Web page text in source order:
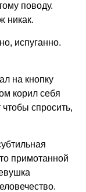
поводу.
никак.
испуганно.
на кнопку
корил себя
спросить,
примотанной